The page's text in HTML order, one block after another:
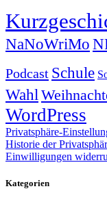
NaNoWriMo
Podcast Schule
Wahl
WordPress
Privatsphäre-
Historie der
Einwilligungen
Kategorien